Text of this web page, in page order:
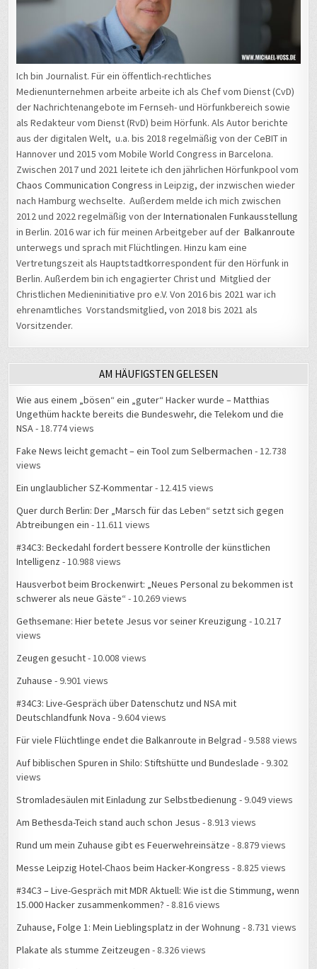
Ich bin Journalist. Für ein öffentlich-rechtliches
Medienunternehmen arbeite arbeite ich als Chef vom Dienst (CvD)
der Nachrichtenangebote im Fernseh- und Hörfunkbereich sowie
als Redakteur vom Dienst (RvD) beim Hörfunk. Als Autor berichte
aus der digitalen Welt, u.a. bis 2018 regelmäßig von der CeBIT in
Hannover und 2015 vom Mobile World Congress in Barcelona.
Zwischen 2017 und 2021 leitete ich den jährlichen Hörfunkpool vom
Chaos Communication Congress in Leipzig, der inzwischen wieder
nach Hamburg wechselte. Außerdem melde ich mich zwischen
2012 und 2022 regelmäßig von derInternationalen Funkausstellung
in Berlin. 2016 war ich für meinen Arbeitgeber auf derBalkanroute
unterwegs und sprach mit Flüchtlingen. Hinzu kam eine
Vertretungszeit als Hauptstadtkorrespondent für den Hörfunk in
Berlin. Außerdem bin ich engagierter Christ und Mitglied der
Christlichen Medieninitiative pro e.V. Von 2016 bis 2021 war ich
ehrenamtliches Vorstandsmitglied, von 2018 bis 2021 als
Vorsitzender.
AM HÄUFIGSTEN GELESEN
Wie aus einem „bösen“ ein „guter“ Hacker wurde – Matthias
Ungethüm hackte bereits die Bundeswehr, die Telekom und die
NSA- 18.774 views
Fake News leicht gemacht – ein Tool zum Selbermachen - 12.738
views
Ein unglaublicher SZ-Kommentar- 12.415 views
Quer durch Berlin: Der „Marsch für das Leben“ setzt sich gegen
Abtreibungen ein - 11.611 views
#34C3: Beckedahl fordert bessere Kontrolle der künstlichen
Intelligenz - 10.988 views
Hausverbot beim Brockenwirt: „Neues Personal zu bekommen ist
schwerer als neue Gäste“ - 10.269 views
Gethsemane: Hier betete Jesus vor seiner Kreuzigung - 10.217
views
Zeugen gesucht- 10.008 views
Zuhause - 9.901 views
#34C3: Live-Gespräch über Datenschutz und NSA mit
Deutschlandfunk Nova - 9.604 views
Für viele Flüchtlinge endet die Balkanroute in Belgrad - 9.588 views
Auf biblischen Spuren in Shilo: Stiftshütte und Bundeslade - 9.302
views
Stromladesäulen mit Einladung zur Selbstbedienung - 9.049 views
Am Bethesda-Teich stand auch schon Jesus - 8.913 views
Rund um mein Zuhause gibt es Feuerwehreinsätze - 8.879 views
Messe Leipzig Hotel-Chaos beim Hacker-Kongress - 8.825 views
#34C3 – Live-Gespräch mit MDR Aktuell: Wie ist die Stimmung, wenn
15.000 Hacker zusammenkommen? - 8.816 views
Zuhause, Folge 1: Mein Lieblingsplatz in der Wohnung - 8.731 views
Plakate als stumme Zeitzeugen - 8.326 views